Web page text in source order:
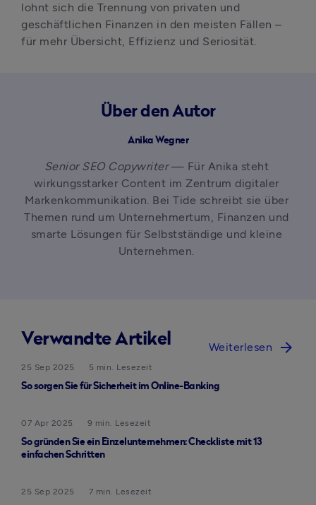
lohnt sich die Trennung von privaten und
geschäftlichen Finanzen in den meisten Fällen –
für mehr Übersicht, Effizienz und Seriosität.
Über den Autor
Anika Wegner
Senior SEO Copywriter — Für Anika steht
wirkungsstarker Content im Zentrum digitaler
Markenkommunikation. Bei Tide schreibt sie über
Themen rund um Unternehmertum, Finanzen und
smarte Lösungen für Selbstständige und kleine
Unternehmen.
Verwandte Artikel Weiterlesen arrow_forward
25 Sep 2025
5 min. Lesezeit
So sorgen Sie für Sicherheit im Online-Banking
07 Apr 2025
9 min. Lesezeit
So gründen Sie ein Einzelunternehmen: Checkliste mit 13
einfachen Schritten
25 Sep 2025
7 min. Lesezeit